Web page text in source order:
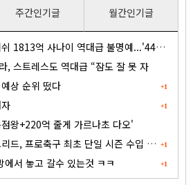
주간인기글 월간인기글
억 사나이 역대급 불명예...'44경기 0골 굴욕'
, 스트레스도 역대급 “잠도 잘 못 자
+1
상 순위 떴다
+1
왕+220억 줄게 가르나초 다오'
+1
, 프로축구 최초 단일 시즌 수입 1조원 돌파
+1
에서 놓고 갈수 있는것 ㅋㅋ